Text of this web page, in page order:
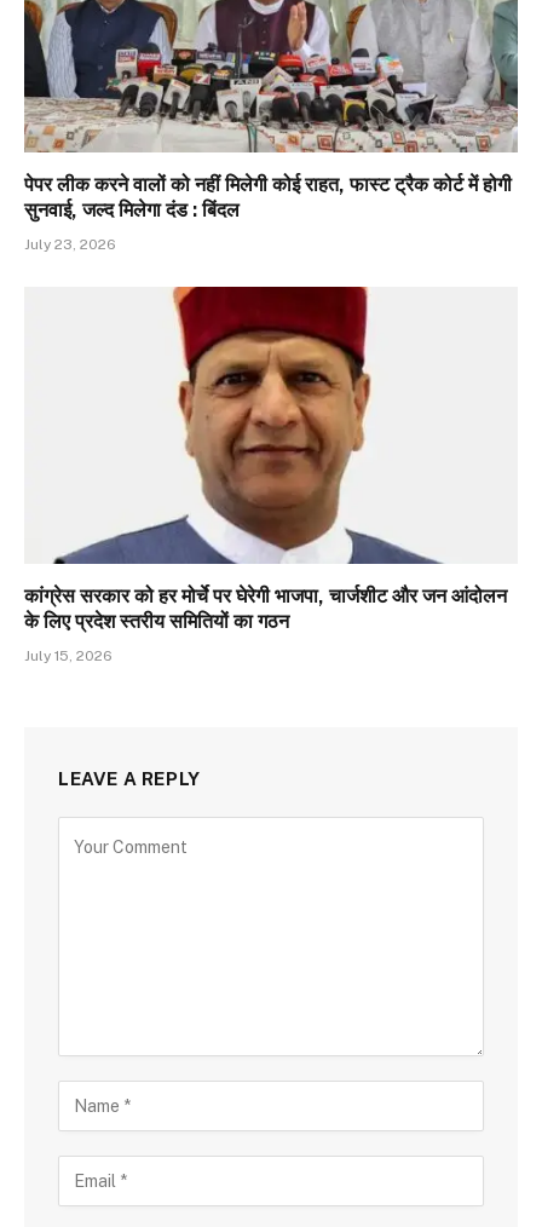
पेपर लीक करने वालों को नहीं मिलेगी कोई राहत, फास्ट ट्रैक कोर्ट में होगी
सुनवाई, जल्द मिलेगा दंड : बिंदल
July 23, 2026
कांग्रेस सरकार को हर मोर्चे पर घेरेगी भाजपा, चार्जशीट और जन आंदोलन
के लिए प्रदेश स्तरीय समितियों का गठन
July 15, 2026
LEAVE A REPLY